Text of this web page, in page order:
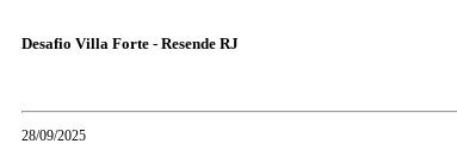
Desafio Villa Forte - Resende RJ
28/09/2025